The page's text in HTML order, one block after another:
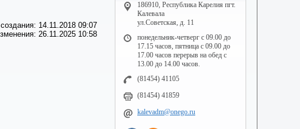
14.11.2018 09:07
26.11.2025 10:58
186910, Республика Карелия пгт.
Калевала
ул.Советская, д. 11
понедельник-четверг с 09.00 до
17.15 часов, пятница с 09.00 до
17.00 часов перерыв на обед с
13.00 до 14.00 часов.
(81454) 41105
(81454) 41859
kalevadm@onego.ru